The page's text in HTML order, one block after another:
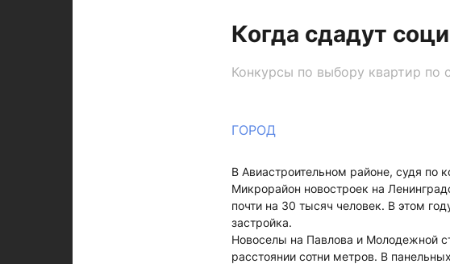
Когда сдадут
Конкурсы по выбору квартир по
ГОРОД
В Авиастроительном районе, судя по
Микрорайон новостроек на
почти на 30 тысяч человек. В этом
застройка.
Новоселы на Павлова и Молодежной
расстоянии сотни метров. В